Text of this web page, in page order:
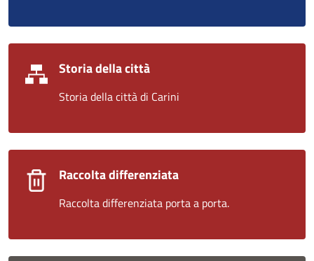
Storia della città
Storia della città di Carini
Raccolta differenziata
Raccolta differenziata porta a porta.